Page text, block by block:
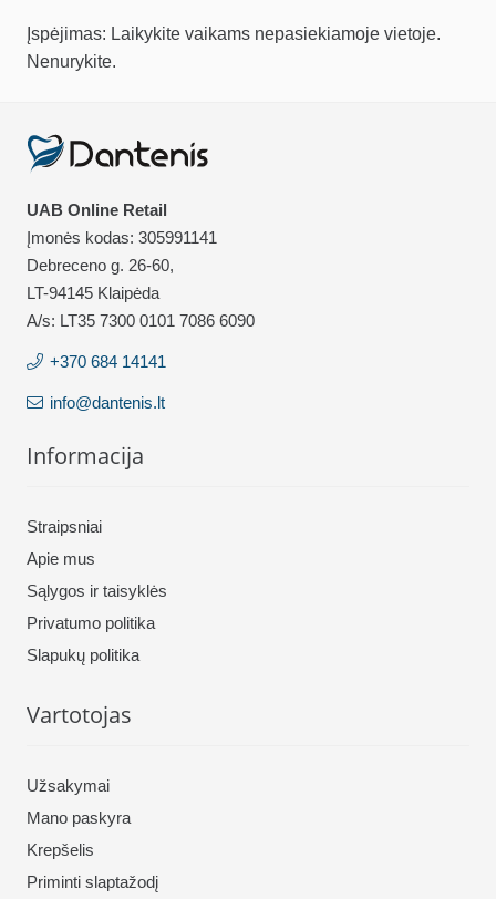
Įspėjimas: Laikykite vaikams nepasiekiamoje vietoje.
Nenurykite.
UAB Online Retail
Įmonės kodas: 305991141
Debreceno g. 26-60,
LT-94145 Klaipėda
A/s: LT35 7300 0101 7086 6090
+370 684 14141
info@dantenis.lt
Informacija
Straipsniai
Apie mus
Sąlygos ir taisyklės
Privatumo politika
Slapukų politika
Vartotojas
Užsakymai
Mano paskyra
Krepšelis
Priminti slaptažodį